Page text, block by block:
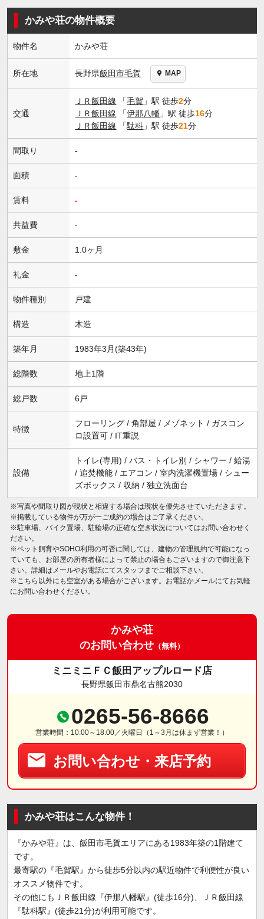
かみや荘の物件概要
物件名 かみや荘
所在地 長野県飯田市毛賀 MAP
交通
ＪＲ飯田線 「毛賀 」駅 徒歩2分
ＪＲ飯田線 「伊那八幡 」駅 徒歩16分
ＪＲ飯田線 「駄科 」駅 徒歩21分
間取り -
面積 -
賃料 -
共益費 -
敷金 1.0ヶ月
礼金 -
物件種別 戸建
構造 木造
築年月 1983年3月(築43年)
総階数 地上1階
総戸数 6戸
特徴
フローリング / 角部屋 / メゾネット / ガスコン
ロ設置可 / IT重説
設備
トイレ(専用) / バス・トイレ別 / シャワー / 給湯
/ 追焚機能 / エアコン / 室内洗濯機置場 / シュー
ズボックス / 収納 / 独立洗面台
※写真や間取り図が現状と相違する場合は現状を優先させていただきます。
※掲載している物件が万が一ご成約の場合はご了承ください。
※駐車場、バイク置場、駐輪場の正確な空き状況についてはお問い合わせく
ださい。
※ペット飼育やSOHO利用の可否に関しては、建物の管理規約で可能になっ
ていても、お部屋の所有者様によって禁止の場合もございますので御注意下
さい。詳細はメールやお電話にてスタッフまでご相談下さい。
※こちら以外にも空室がある場合がございます。お電話かメールにてお気軽
にお問い合わせください。
かみや荘
のお問い合わせ （無料）
ミニミニＦＣ飯田アップルロード店
長野県飯田市鼎名古熊2030
0265-56-8666
営業時間：10:00～18:00／火曜日（1～3月は休まず営業！）
お問い合わせ・来店予約
かみや荘はこんな物件！
『かみや荘』は、飯田市毛賀エリアにある1983年築の1階建て
です。
最寄駅の『毛賀駅』から徒歩5分以内の駅近物件で利便性が良い
オススメ物件です。
その他にもＪＲ飯田線『伊那八幡駅』(徒歩16分)、ＪＲ飯田線
『駄科駅』(徒歩21分)が利用可能です。